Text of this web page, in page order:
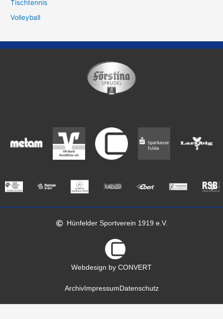
Tischtennis
Volleyball
Hünfelder Sportverein 1919 e.V.
Webdesign by CONVERT
ArchivImpressumDatenschutz